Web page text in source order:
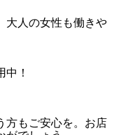
大人の女性も働きや
！
方もご安心を。お店